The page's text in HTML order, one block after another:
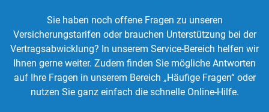
Sie haben noch offene Fragen zu unseren
Versicherungstarifen oder brauchen Unterstützung bei der
Vertragsabwicklung? In unserem Service-Bereich helfen wir
Ihnen gerne weiter. Zudem finden Sie mögliche Antworten
auf Ihre Fragen in unserem Bereich „Häufige Fragen“ oder
nutzen Sie ganz einfach die schnelle Online-Hilfe.